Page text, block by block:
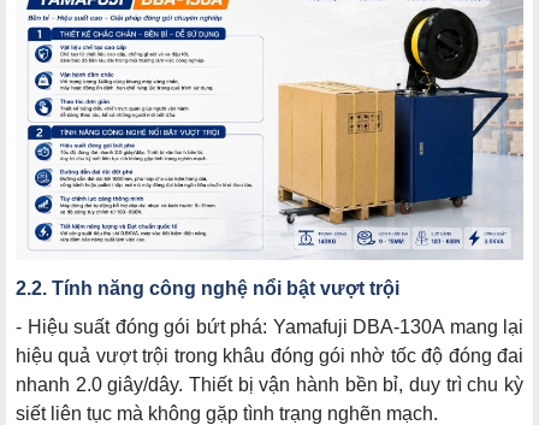
2.2. Tính năng công nghệ nổi bật vượt trội
- Hiệu suất đóng gói bứt phá: Yamafuji DBA-130A mang lại
hiệu quả vượt trội trong khâu đóng gói nhờ tốc độ đóng đai
nhanh 2.0 giây/dây. Thiết bị vận hành bền bỉ, duy trì chu kỳ
siết liên tục mà không gặp tình trạng nghẽn mạch.